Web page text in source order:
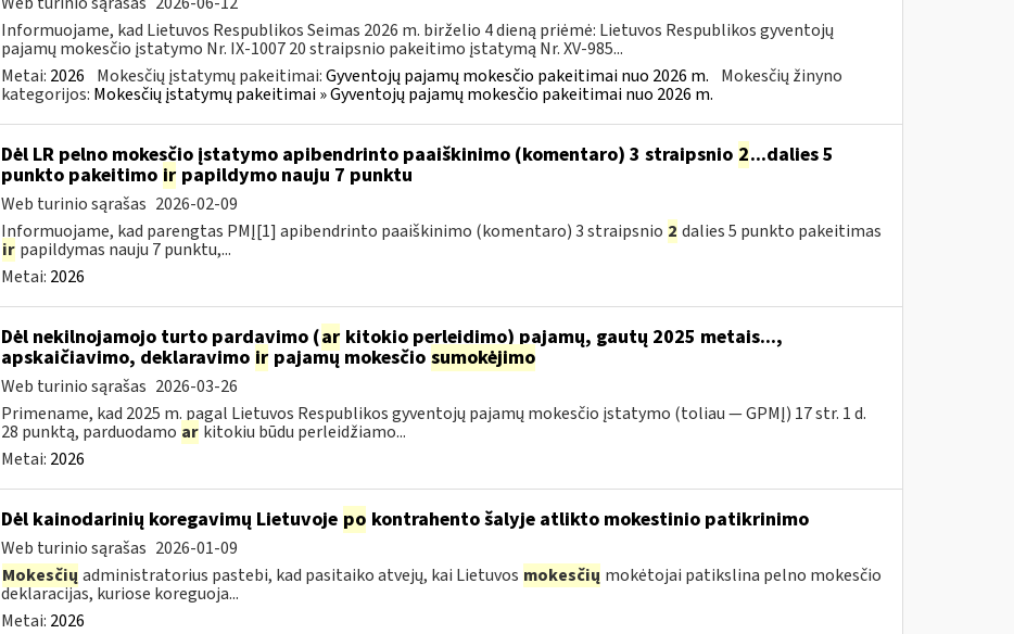
Informuojame, kad Lietuvos Respublikos Seimas 2026 m. birželio 4 dieną priėmė: Lietuvos Respublikos gyventojų
pajamų mokesčio įstatymo Nr. IX-1007 20 straipsnio pakeitimo įstatymą Nr. XV-985...
Metai: 2026 Mokesčių įstatymų pakeitimai:Gyventojų pajamų mokesčio pakeitimai nuo 2026 m. Mokesčių žinyno
kategorijos: Mokesčių įstatymų pakeitimai » Gyventojų pajamų mokesčio pakeitimai nuo 2026 m.
Dėl LR pelno mokesčio įstatymo apibendrinto paaiškinimo (komentaro) 3 straipsnio 2...dalies 5
punkto pakeitimo irpapildymo nauju 7 punktu
Web turinio sąrašas 2026-02-09
Informuojame, kad parengtas PMĮ[1] apibendrinto paaiškinimo (komentaro) 3 straipsnio 2 dalies 5 punkto pakeitimas
ir papildymas nauju 7 punktu,...
Metai: 2026
Dėl nekilnojamojo turto pardavimo (arkitokio perleidimo) pajamų, gautų 2025 metais...,
apskaičiavimo, deklaravimo irpajamų mokesčio sumokėjimo
Web turinio sąrašas 2026-03-26
Primename, kad 2025 m. pagal Lietuvos Respublikos gyventojų pajamų mokesčio įstatymo (toliau — GPMĮ) 17 str. 1 d.
28 punktą, parduodamo ar kitokiu būdu perleidžiamo...
Metai: 2026
Dėl kainodarinių koregavimų Lietuvoje po kontrahento šalyje atlikto mokestinio patikrinimo
Web turinio sąrašas 2026-01-09
Mokesčių administratorius pastebi, kad pasitaiko atvejų, kai Lietuvos mokesčių mokėtojai patikslina pelno mokesčio
deklaracijas, kuriose koreguoja...
Metai: 2026